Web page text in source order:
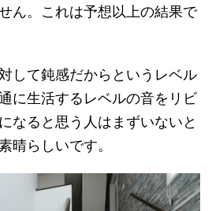
ん。これは予想以上の結果で
して鈍感だからというレベル
に生活するレベルの音をリビ
なると思う人はまずいないと
晴らしいです。